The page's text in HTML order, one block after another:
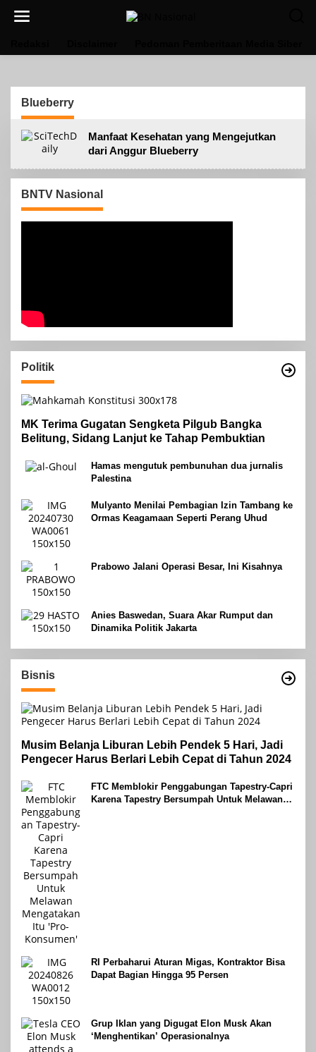
Blueberry
Manfaat Kesehatan yang Mengejutkan
dari Anggur Blueberry
BNTV Nasional
Politik
MK Terima Gugatan Sengketa Pilgub Bangka
Belitung, Sidang Lanjut ke Tahap Pembuktian
Hamas mengutuk pembunuhan dua jurnalis
Palestina
Mulyanto Menilai Pembagian Izin Tambang ke
Ormas Keagamaan Seperti Perang Uhud
Prabowo Jalani Operasi Besar, Ini Kisahnya
Anies Baswedan, Suara Akar Rumput dan
Dinamika Politik Jakarta
Bisnis
Musim Belanja Liburan Lebih Pendek 5 Hari, Jadi
Pengecer Harus Berlari Lebih Cepat di Tahun 2024
FTC Memblokir Penggabungan Tapestry-Capri
Karena Tapestry Bersumpah Untuk Melawan
RI Perbaharui Aturan Migas, Kontraktor Bisa
Dapat Bagian Hingga 95 Persen
Grup Iklan yang Digugat Elon Musk Akan
‘Menghentikan’ Operasionalnya